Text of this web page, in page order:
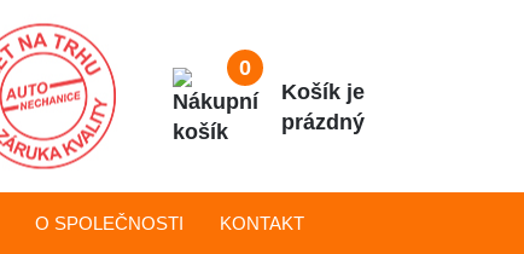
O SPOLEČNOSTI KONTAKT
0
Košík je
prázdný